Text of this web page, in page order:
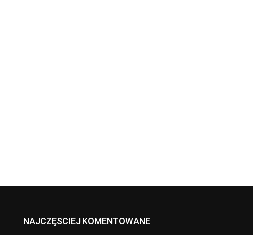
NAJCZĘSCIEJ KOMENTOWANE